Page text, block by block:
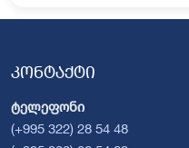
კონტაქტი
ტელეფონი
(+995 322) 28 54 48